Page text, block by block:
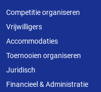
Competitie organiseren
Vrijwilligers
Accommodaties
Toernooien organiseren
Juridisch
Financieel & Administratie